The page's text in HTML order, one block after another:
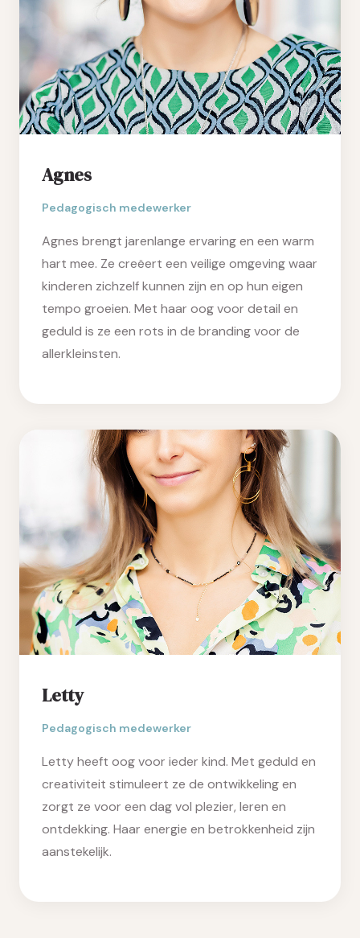
Agnes
Pedagogisch medewerker
Agnes brengt jarenlange ervaring en een warm
hart mee. Ze creëert een veilige omgeving waar
kinderen zichzelf kunnen zijn en op hun eigen
tempo groeien. Met haar oog voor detail en
geduld is ze een rots in de branding voor de
allerkleinsten.
Letty
Pedagogisch medewerker
Letty heeft oog voor ieder kind. Met geduld en
creativiteit stimuleert ze de ontwikkeling en
zorgt ze voor een dag vol plezier, leren en
ontdekking. Haar energie en betrokkenheid zijn
aanstekelijk.